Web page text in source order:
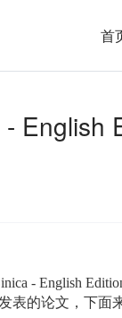
首
-
- English
表的论文，下面